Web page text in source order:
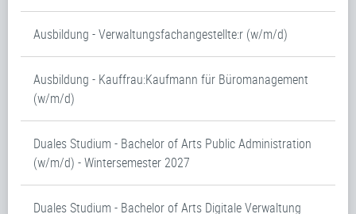
Ausbildung - Verwaltungsfachangestellte:r (w/m/d)
Ausbildung - Kauffrau:Kaufmann für Büromanagement
(w/m/d)
Duales Studium - Bachelor of Arts Public Administration
(w/m/d) - Wintersemester 2027
Duales Studium - Bachelor of Arts Digitale Verwaltung